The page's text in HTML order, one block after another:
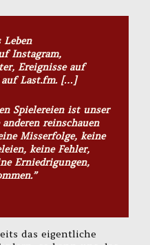
Leben
Instagram,
Ereignisse auf
auf Last.fm. […]
Spielereien ist unser
reinschauen
Misserfolge, keine
keine Fehler,
Erniedrigungen,
das eigentliche